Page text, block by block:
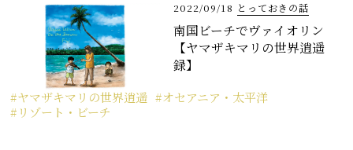
2022/09/18 とっておきの話
南国ビーチでヴァイオリン
【ヤマザキマリの世界逍遥
録】
ヤマザキマリの世界逍遥
オセアニア・太平洋
リゾート・ビーチ